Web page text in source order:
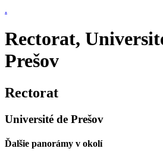
.
Rectorat,
Prešov
Rectorat
Université de Prešov
Ďalšie panorámy v okolí